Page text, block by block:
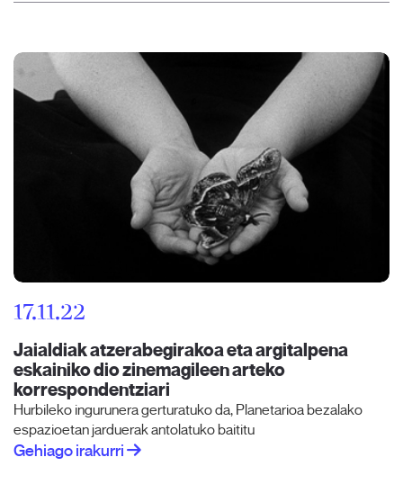
17.11.22
Jaialdiak atzerabegirakoa eta argitalpena
eskainiko dio zinemagileen arteko
korrespondentziari
Hurbileko ingurunera gerturatuko da, Planetarioa bezalako
espazioetan jarduerak antolatuko baititu
Gehiago irakurri